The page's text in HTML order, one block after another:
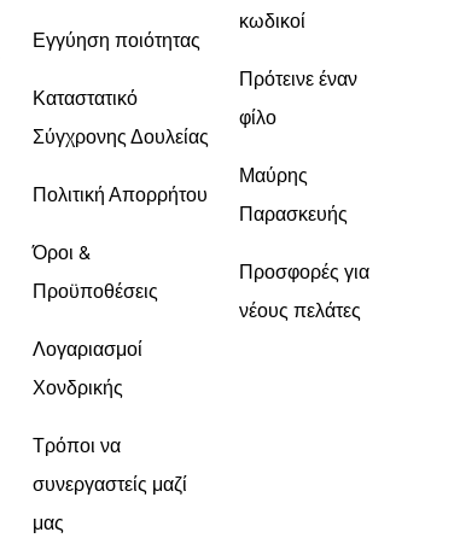
Εγγύηση ποιότητας
Καταστατικό
Σύγχρονης Δουλείας
Πολιτική Απορρήτου
Όροι &
Προϋποθέσεις
Λογαριασμοί
Χονδρικής
Τρόποι να
συνεργαστείς μαζί
μας
κωδικοί
Πρότεινε έναν
φίλο
Μαύρης
Παρασκευής
Προσφορές για
νέους πελάτες